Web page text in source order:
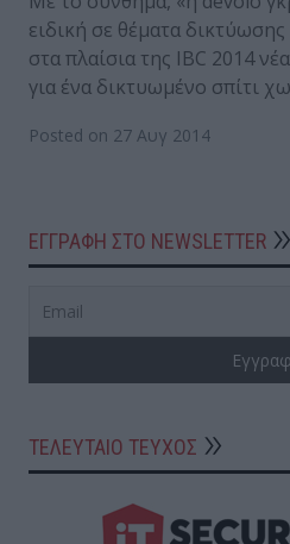
ειδική σε θέματα
στα πλαίσια της IBC 2014
για ένα δικτυωμένο σπίτι
Posted on 27 Αυγ 2014
ΕΓΓΡΑΦΗ ΣΤΟ NEWSLETTER
ΤΕΛΕΥΤΑΙΟ ΤΕΥΧΟΣ